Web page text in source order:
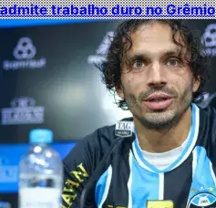
admite trabalho duro no Grêmio